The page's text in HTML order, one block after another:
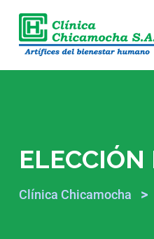
ELECCIÓN
Clínica Chicamocha >